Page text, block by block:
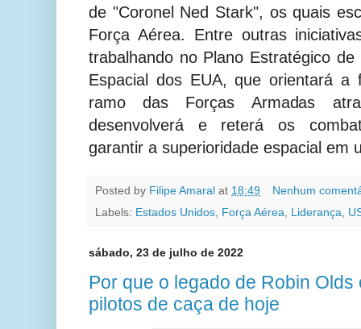
de "Coronel Ned Stark", os quais
Força Aérea. Entre outras
trabalhando no Plano Estratégico
Espacial dos EUA, que orientará
ramo das Forças Armadas
desenvolverá e reterá os
garantir a superioridade espacial em
Posted by Filipe Amaral at 18:49
Nenhum
Labels: Estados Unidos Força Aérea Liderança
sábado, 23 de julho de 2022
Por que o legado de Robin
pilotos de caça de hoje